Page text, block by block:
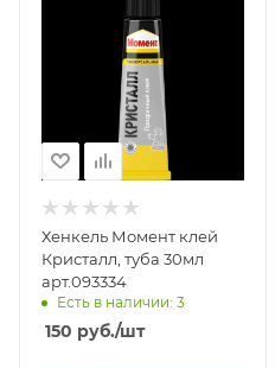
Хенкель Момент клей
Кристалл, туба 30мл
арт.093334
Есть в наличии: 3
150 руб./шт